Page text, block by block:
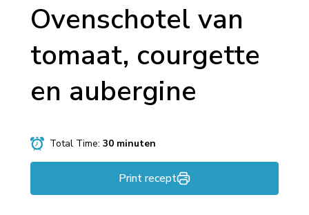
Ovenschotel van
tomaat, courgette
en aubergine
Total Time: 30 minuten
Print recept